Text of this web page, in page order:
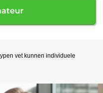
vet kunnen individuele